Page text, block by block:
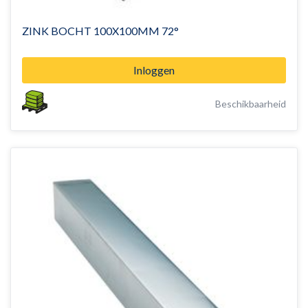
ZINK BOCHT 100X100MM 72°
Inloggen
Beschikbaarheid